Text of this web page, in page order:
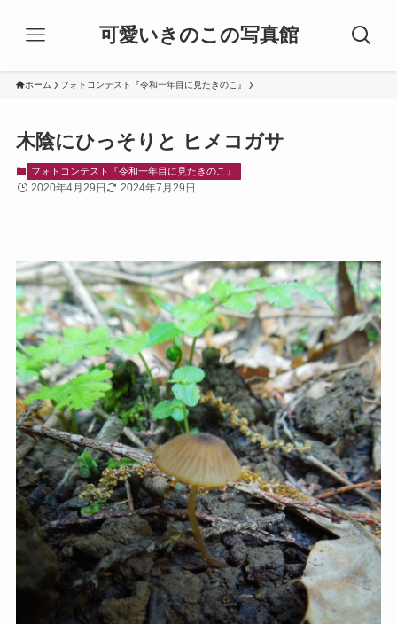
可愛いきのこの写真館
ホーム フォトコンテスト『令和一年目に見たきのこ』
木陰にひっそりと ヒメコガサ
フォトコンテスト『令和一年目に見たきのこ』
2020年4月29日 2024年7月29日